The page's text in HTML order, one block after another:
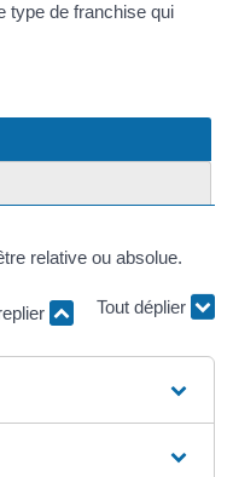
type de franchise qui
relative ou absolue.
Tout déplier